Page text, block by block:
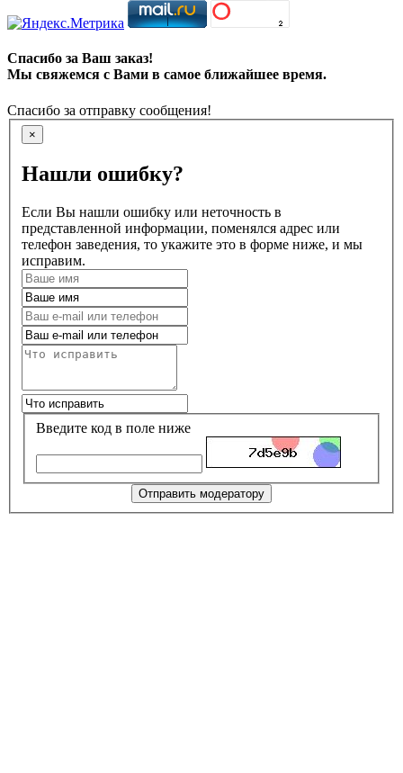
Спасибо за Ваш заказ!
Мы свяжемся с Вами в самое ближайшее время.
Спасибо за отправку сообщения!
×
Нашли ошибку?
Если Вы нашли ошибку или неточность в
представленной информации, поменялся адрес или
телефон заведения, то укажите это в форме ниже, и мы
исправим.
Введите код в поле ниже
Отправить модератору